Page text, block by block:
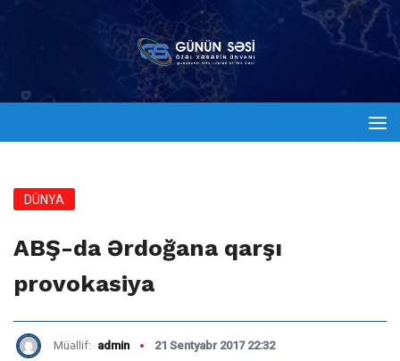
DÜNYA
ABŞ-da Ərdoğana qarşı
provokasiya
Müəllif: admin 21 Sentyabr 2017 22:32